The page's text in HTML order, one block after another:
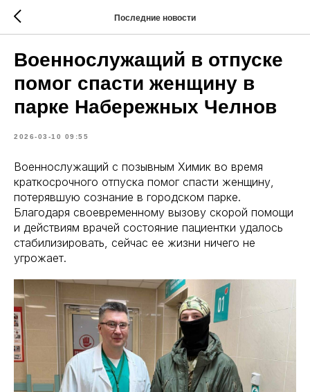
Последние новости
Военнослужащий в отпуске
помог спасти женщину в
парке Набережных Челнов
2026-03-10 09:55
Военнослужащий с позывным Химик во время
краткосрочного отпуска помог спасти женщину,
потерявшую сознание в городском парке.
Благодаря своевременному вызову скорой помощи
и действиям врачей состояние пациентки удалось
стабилизировать, сейчас ее жизни ничего не
угрожает.